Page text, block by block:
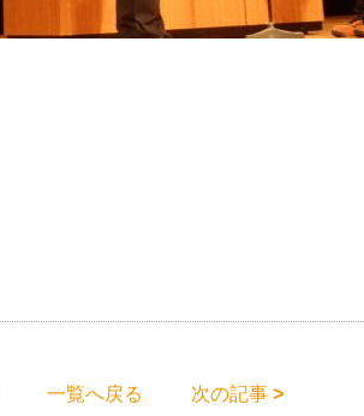
一覧へ戻る 次の記事>